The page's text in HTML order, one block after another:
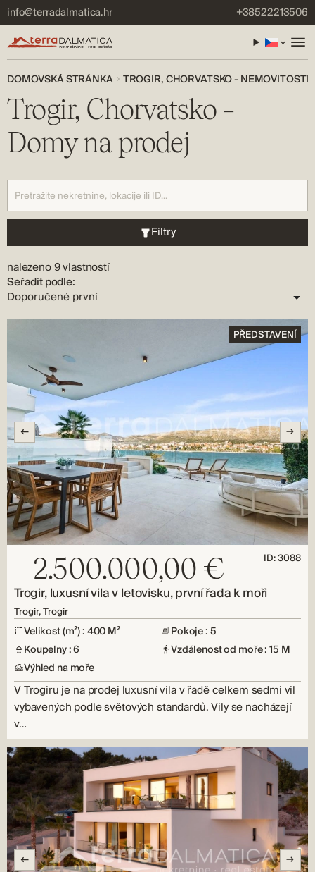
info@terradalmatica.hr +38522213506
DOMOVSKÁ STRÁNKA TROGIR, CHORVATSKO - NEMOVITOSTI
Trogir, Chorvatsko –
Domy na prodej
Filtry
nalezeno 9 vlastností
Seřadit podle:
PŘEDSTAVENÍ
2.500.000,00 € ID: 3088
Trogir, luxusní vila v letovisku, první řada k moři
Trogir, Trogir
Velikost (m²) : 400 M²
Pokoje : 5
Koupelny : 6
Vzdálenost od moře : 15 M
Výhled na moře
V Trogiru je na prodej luxusní vila v řadě celkem sedmi vil
vybavených podle světových standardů. Vily se nacházejí
v…